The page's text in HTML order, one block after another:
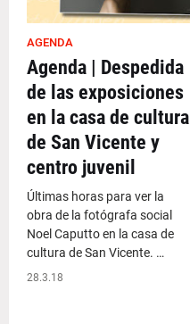
AGENDA
Agenda | Despedida
de las exposiciones
en la casa de cultura
de San Vicente y
centro juvenil
Últimas horas para ver la
obra de la fotógrafa social
Noel Caputto en la casa de
cultura de San Vicente. …
28.3.18